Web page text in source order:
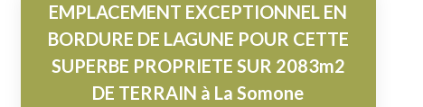
EMPLACEMENT EXCEPTIONNEL EN
BORDURE DE LAGUNE POUR CETTE
SUPERBE PROPRIETE SUR 2083m2
DE TERRAIN à La Somone